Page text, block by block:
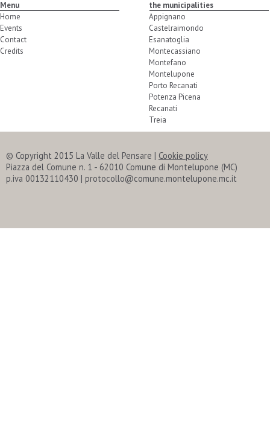
Menu
Home
Events
Contact
Credits
the municipalities
Appignano
Castelraimondo
Esanatoglia
Montecassiano
Montefano
Montelupone
Porto Recanati
Potenza Picena
Recanati
Treia
© Copyright 2015 La Valle del Pensare | Cookie policy
Piazza del Comune n. 1 - 62010 Comune di Montelupone (MC)
p.iva 00132110430 | protocollo@comune.montelupone.mc.it